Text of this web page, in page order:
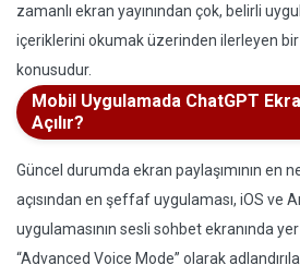
zamanlı ekran yayınından çok, belirli
içeriklerini okumak üzerinden ilerleyen
konusudur.
Mobil Uygulamada ChatGPT
Açılır?
Güncel durumda ekran paylaşımının en
açısından en şeffaf uygulaması, iOS ve
uygulamasının sesli sohbet ekranında yer
“Advanced Voice Mode” olarak